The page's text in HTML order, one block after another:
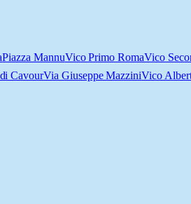
Piazza MannuVico Primo RomaVico
CavourVia Giuseppe MazziniVico